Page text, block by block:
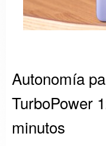
Autonomía
TurboPower
minutos